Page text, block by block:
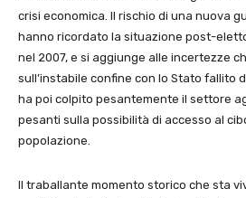
crisi economica. Il rischio di una nuova
hanno ricordato la situazione post-
nel 2007, e si aggiunge alle incertezze
sull’instabile confine con lo Stato fallito
ha poi colpito pesantemente il settore
pesanti sulla possibilità di accesso al
popolazione.
Il traballante momento storico che sta